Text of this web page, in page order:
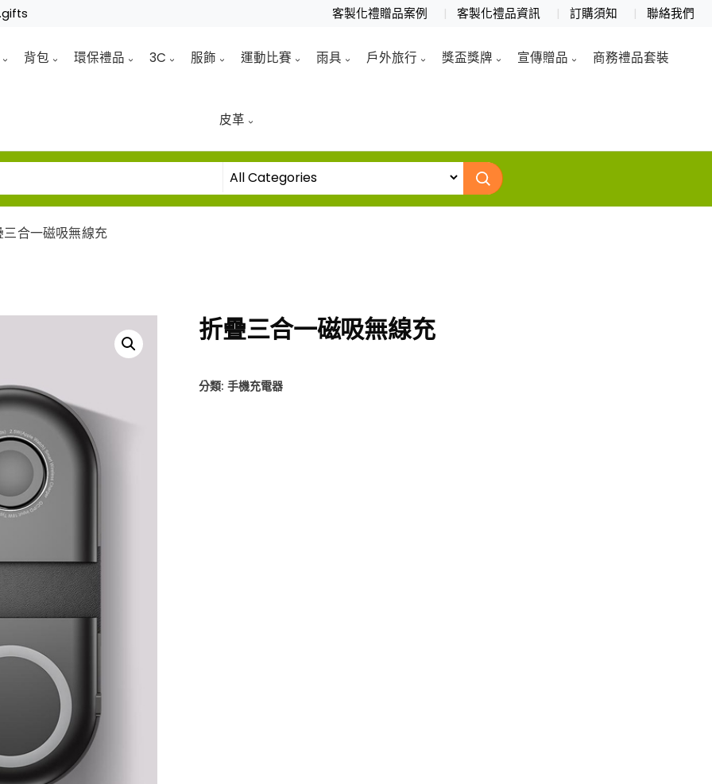
客製化禮贈品案例 客製化禮品資訊 訂購須知 聯絡我們
背包 環保禮品 3C 服飾 運動比賽 雨具 戶外旅行 獎盃獎牌 宣傳贈品 商務禮品套裝
皮革
三合一磁吸無線充
折疊三合一磁吸無線充
分類:手機充電器